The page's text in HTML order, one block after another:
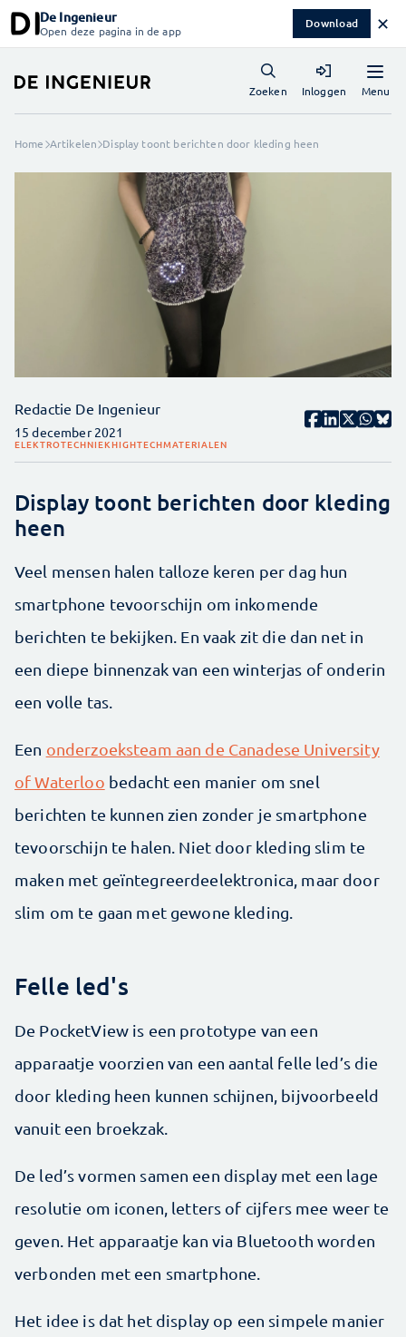
De Ingenieur
Open deze pagina in de app Download ✕
Menu
Zoeken Inloggen
Home Artikelen Display toont berichten door kleding heen
Redactie De Ingenieur
15 december 2021
ELEKTROTECHNIEKHIGHTECHMATERIALEN
Display toont berichten door kleding
heen
Veel mensen halen talloze keren per dag hun
smartphone tevoorschijn om inkomende
berichten te bekijken. En vaak zit die dan net in
een diepe binnenzak van een winterjas of onderin
een volle tas.
Een onderzoeksteam aan de Canadese University
of Waterloo bedacht een manier om snel
berichten te kunnen zien zonder je smartphone
tevoorschijn te halen. Niet door kleding slim te
maken met geïntegreerdeelektronica, maar door
slim om te gaan met gewone kleding.
Felle led's
De PocketView is een prototype van een
apparaatje voorzien van een aantal felle led’s die
door kleding heen kunnen schijnen, bijvoorbeeld
vanuit een broekzak.
De led’s vormen samen een display met een lage
resolutie om iconen, letters of cijfers mee weer te
geven. Het apparaatje kan via Bluetooth worden
verbonden met een smartphone.
Het idee is dat het display op een simpele manier